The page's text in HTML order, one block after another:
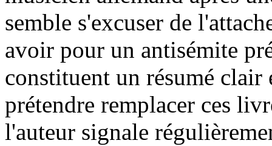
semble s'excuser de
avoir pour un antisémite
constituent un résumé clair
prétendre remplacer ces
l'auteur signale